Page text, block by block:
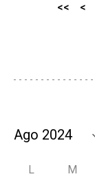
<< <
L M